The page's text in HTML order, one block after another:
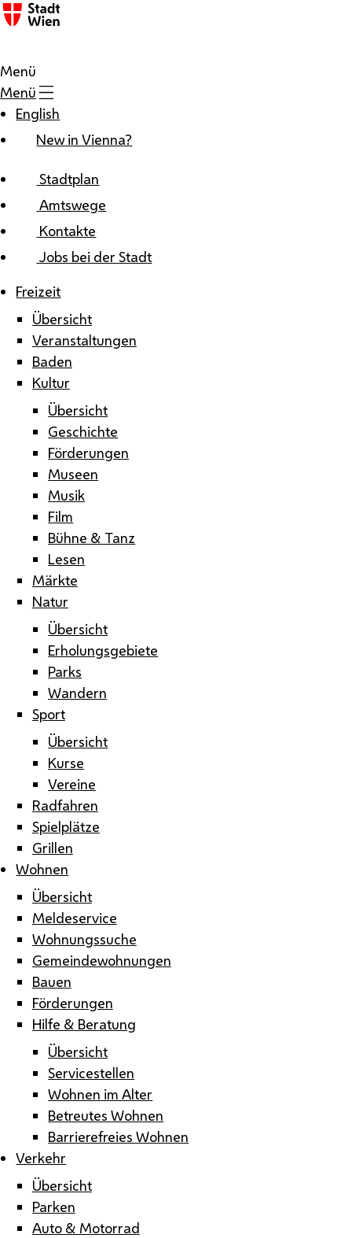
Zum Inhalt
Menü
Menü
English
New in Vienna?
Stadtplan
Amtswege
Kontakte
Jobs bei der Stadt
Freizeit
Übersicht
Veranstaltungen
Baden
Kultur
Übersicht
Geschichte
Förderungen
Museen
Musik
Film
Bühne & Tanz
Lesen
Märkte
Natur
Übersicht
Erholungsgebiete
Parks
Wandern
Sport
Übersicht
Kurse
Vereine
Radfahren
Spielplätze
Grillen
Wohnen
Übersicht
Meldeservice
Wohnungssuche
Gemeindewohnungen
Bauen
Förderungen
Hilfe & Beratung
Übersicht
Servicestellen
Wohnen im Alter
Betreutes Wohnen
Barrierefreies Wohnen
Verkehr
Übersicht
Parken
Auto & Motorrad